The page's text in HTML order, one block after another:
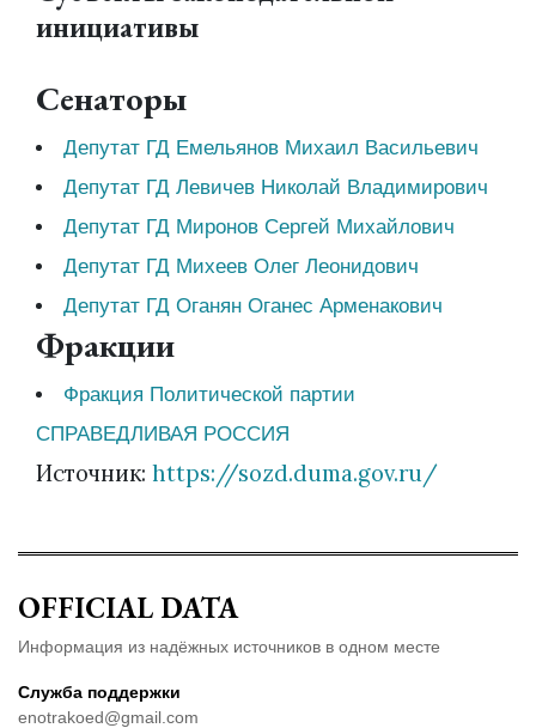
инициативы
Сенаторы
Депутат ГД Емельянов Михаил Васильевич
Депутат ГД Левичев Николай Владимирович
Депутат ГД Миронов Сергей Михайлович
Депутат ГД Михеев Олег Леонидович
Депутат ГД Оганян Оганес Арменакович
Фракции
Фракция Политической партии
СПРАВЕДЛИВАЯ РОССИЯ
Источник: https://sozd.duma.gov.ru/
OFFICIAL DATA
Информация из надёжных источников в одном месте
Служба поддержки
enotrakoed@gmail.com